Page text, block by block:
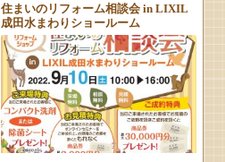
住まいのリフォーム相談会 in LIXIL
成田水まわりショールーム